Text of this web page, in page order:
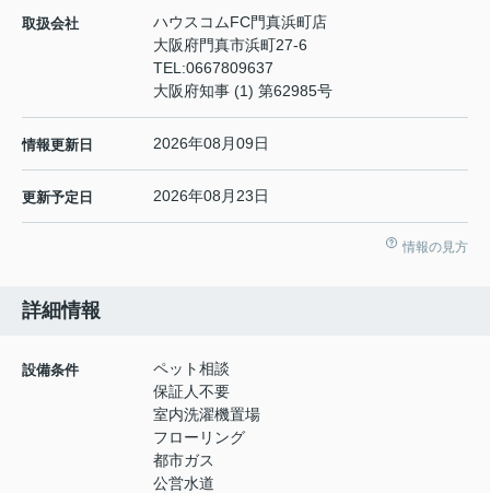
取扱会社
ハウスコムFC門真浜町店
大阪府門真市浜町27-6
TEL:0667809637
大阪府知事 (1) 第62985号
情報更新日 2026年08月09日
更新予定日 2026年08月23日
情報の見方
詳細情報
設備条件
ペット相談
保証人不要
室内洗濯機置場
フローリング
都市ガス
公営水道